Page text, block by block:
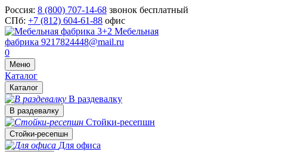
Россия: 8 (800) 707-14-68 звонок бесплатный
СПб: +7 (812) 604-61-88 офис
Мебельная
фабрика 9217824448@mail.ru
0
Меню
Каталог
Каталог
В раздевалку
В раздевалку
Стойки-ресепшн
Стойки-ресепшн
Для офиса